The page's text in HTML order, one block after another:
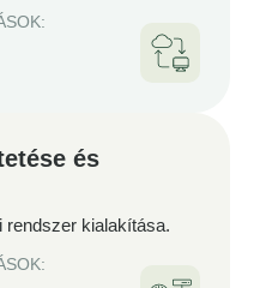
és
rendszer kialakítása.